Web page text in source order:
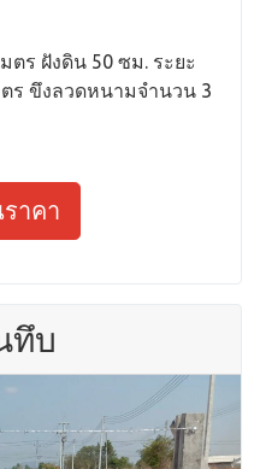
ตร ฝังดิน 50 ซม. ระยะ
ตร ขึงลวดหนามจำนวน 3
าคา
ทึบ